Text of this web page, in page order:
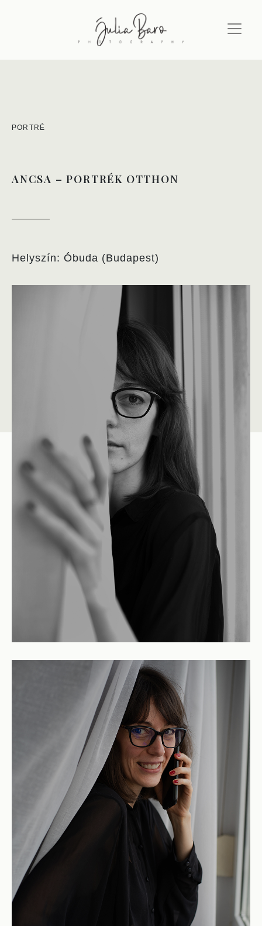
PORTRÉ
ANCSA – PORTRÉK OTTHON
Helyszín: Óbuda (Budapest)